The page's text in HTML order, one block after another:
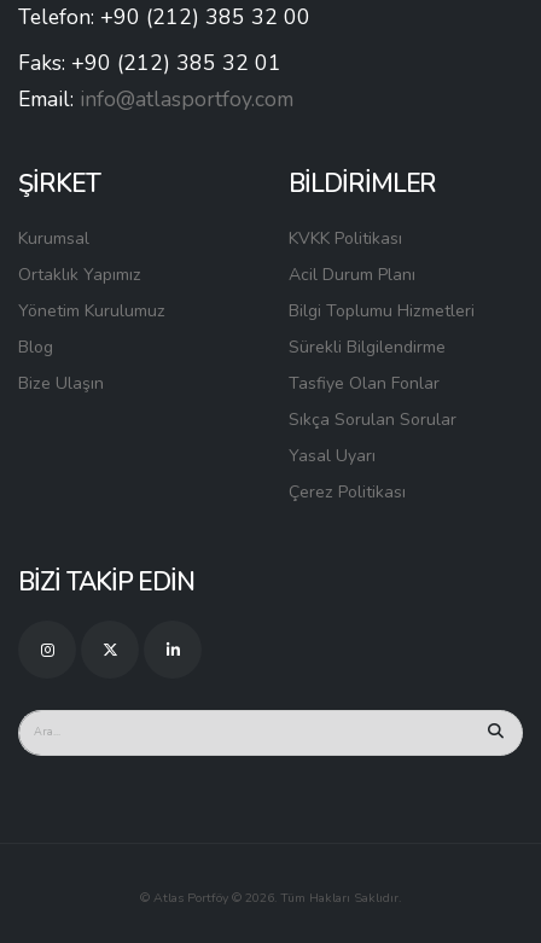
Telefon: +90 (212) 385 32 00
Faks: +90 (212) 385 32 01
Email: info@atlasportfoy.com
ŞİRKET
Kurumsal
Ortaklık Yapımız
Yönetim Kurulumuz
Blog
Bize Ulaşın
BİLDİRİMLER
KVKK Politikası
Acil Durum Planı
Bilgi Toplumu Hizmetleri
Sürekli Bilgilendirme
Tasfiye Olan Fonlar
Sıkça Sorulan Sorular
Yasal Uyarı
Çerez Politikası
BİZİ TAKİP EDİN
© Atlas Portföy © 2026. Tüm Hakları Saklıdır.